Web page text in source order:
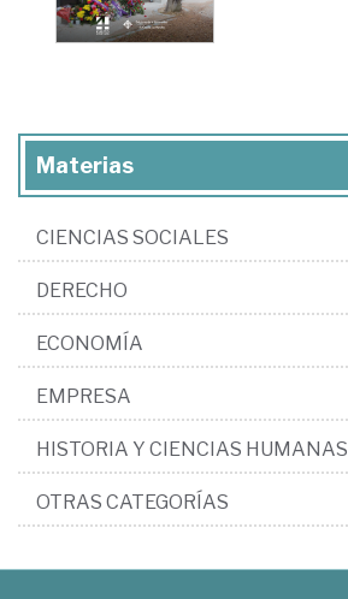
Materias
CIENCIAS SOCIALES
DERECHO
ECONOMÍA
EMPRESA
HISTORIA Y CIENCIAS HUMANAS
OTRAS CATEGORÍAS